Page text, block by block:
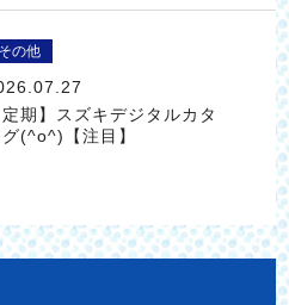
その他
定期】スズキデジタルカタ
グ(^o^)【注目】